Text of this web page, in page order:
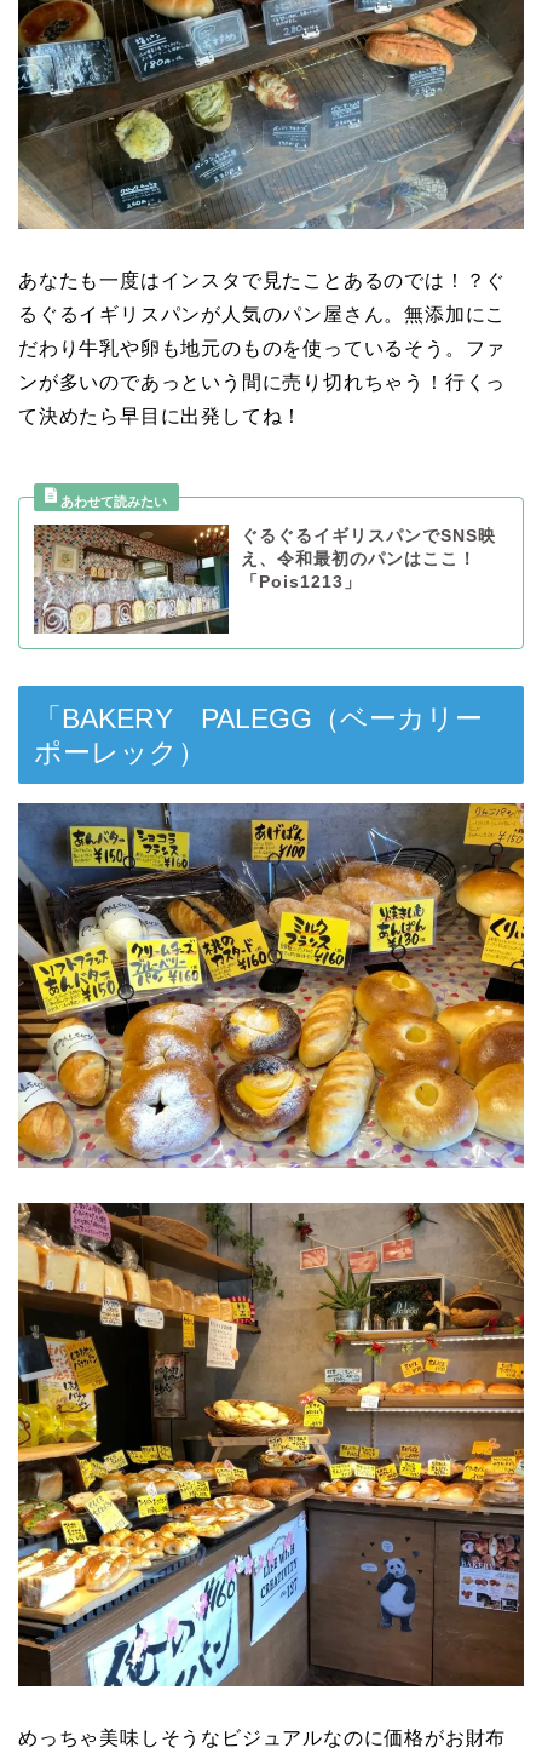
あなたも一度はインスタで見たことあるのでは！？ぐ
るぐるイギリスパンが人気のパン屋さん。無添加にこ
だわり牛乳や卵も地元のものを使っているそう。ファ
ンが多いのであっという間に売り切れちゃう！行くっ
て決めたら早目に出発してね！
ぐるぐるイギリスパンでSNS映
え、令和最初のパンはここ！
「Pois1213」
「BAKERY PALEGG（ベーカリー
ポーレック）
めっちゃ美味しそうなビジュアルなのに価格がお財布